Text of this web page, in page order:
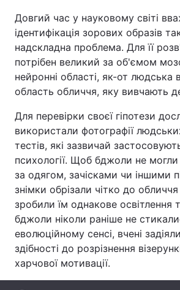
Спорт Наука
Техно і зв'язок Лайт
Зброя
Здоров'я Туризм
Цікавинки Погода
Лонгріди
Відео з Youtube Статті
Інтерв'ю
Довгий час у науковому світі
ідентифікація зорових образів
надскладна проблема. Для її
потрібен великий за об'ємом
нейронні області, як-от людська
область обличчя, яку вивчають
Для перевірки своєї гіпотези
використали фотографії
тестів, які зазвичай
психології. Щоб бджоли не могли
за одягом, зачісками чи іншими
знімки обрізали чітко до
зробили їм однакове освітлення
бджоли ніколи раніше не
еволюційному сенсі, вчені
здібності до розрізнення
харчової мотивації.